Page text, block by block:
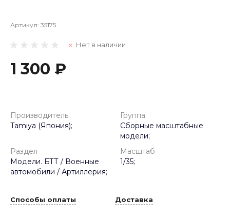
Артикул: 35175
Нет в наличии
1 300 ₽
Производитель
Tamiya (Япония);
Группа
Сборные масштабные
модели;
Раздел
Модели. БТТ / Военные
автомобили / Артиллерия;
Масштаб
1/35;
Способы оплаты Доставка